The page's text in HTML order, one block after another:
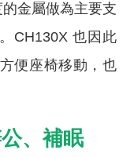
金屬做為主要支
CH130X 也因此
便座椅移動，也
、補眠